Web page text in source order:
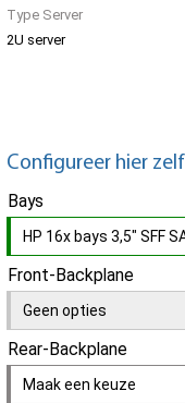
Type Server
2U server
Configureer hier
Bays
HP 16x bays 3,5" SFF
Front-Backplane
Geen opties
Rear-Backplane
Maak een keuze